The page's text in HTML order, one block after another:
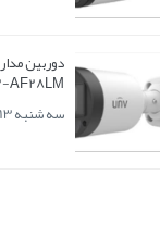
دوربین
AF28LM
سه شنبه 13 شهریور 1403